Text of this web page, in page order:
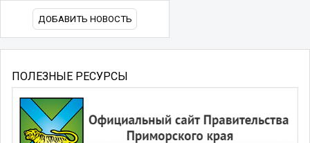
ДОБАВИТЬ НОВОСТЬ
ПОЛЕЗНЫЕ РЕСУРСЫ